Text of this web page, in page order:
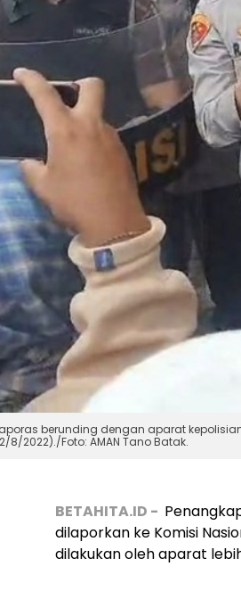
berunding dengan aparat
8/2022)./Foto: AMAN Tano Batak.
BETAHITA.ID -
dilaporkan ke Komisi
dilakukan oleh aparat